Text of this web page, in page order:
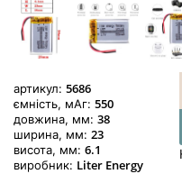
артикул: 5686
ємність, мАг: 550
довжина, мм: 38
ширина, мм: 23
висота, мм: 6.1
виробник: Liter Energy